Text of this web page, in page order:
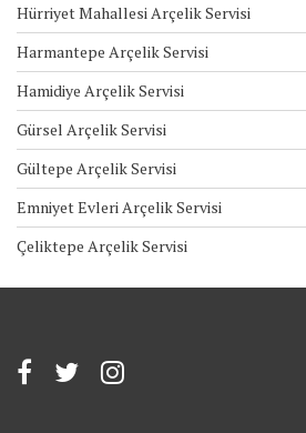
Hürriyet Mahallesi Arçelik Servisi
Harmantepe Arçelik Servisi
Hamidiye Arçelik Servisi
Gürsel Arçelik Servisi
Gültepe Arçelik Servisi
Emniyet Evleri Arçelik Servisi
Çeliktepe Arçelik Servisi